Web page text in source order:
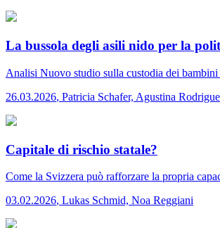
La bussola degli asili nido per la
Analisi Nuovo studio sulla custodia dei
26.03.2026, Patricia Schafer, Agustina
Capitale di rischio statale?
Come la Svizzera può rafforzare la propria
03.02.2026, Lukas Schmid, Noa Reggiani